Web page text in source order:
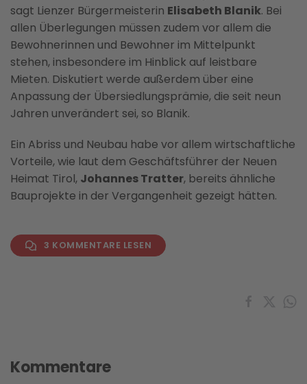
sagt Lienzer Bürgermeisterin Elisabeth Blanik. Bei
allen Überlegungen müssen zudem vor allem die
Bewohnerinnen und Bewohner im Mittelpunkt
stehen, insbesondere im Hinblick auf leistbare
Mieten. Diskutiert werde außerdem über eine
Anpassung der Übersiedlungsprämie, die seit neun
Jahren unverändert sei, so Blanik.
Ein Abriss und Neubau habe vor allem wirtschaftliche
Vorteile, wie laut dem Geschäftsführer der Neuen
Heimat Tirol, Johannes Tratter, bereits ähnliche
Bauprojekte in der Vergangenheit gezeigt hätten.
3 KOMMENTARE LESEN
Kommentare